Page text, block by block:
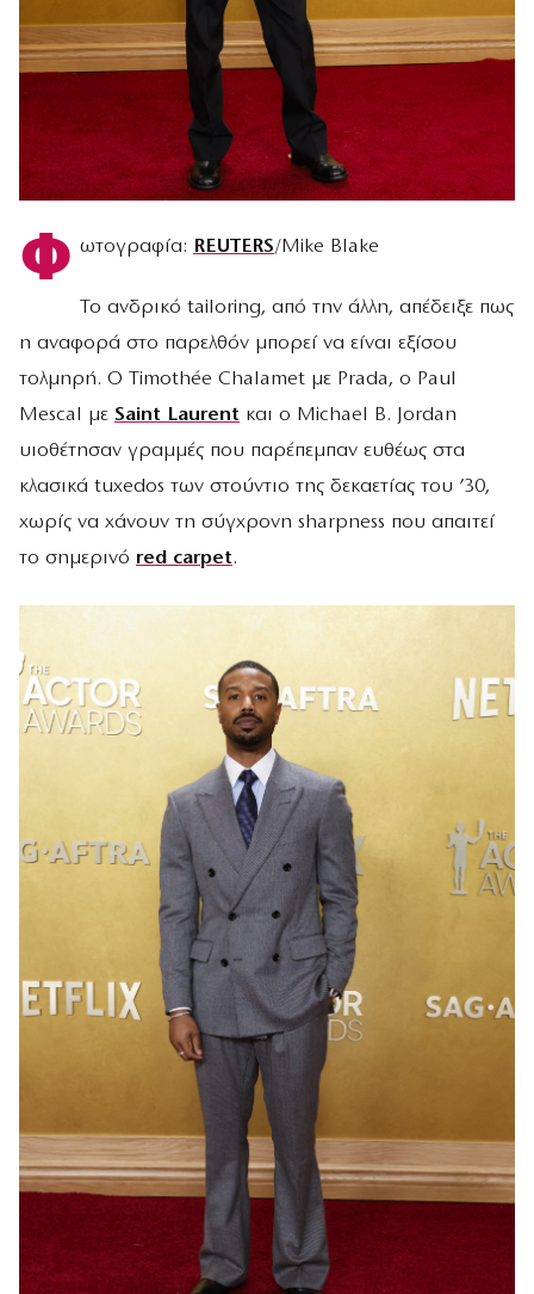
Φ ωτογραφία: REUTERS/Mike Blake
Το ανδρικό tailoring, από την άλλη, απέδειξε πως
η αναφορά στο παρελθόν μπορεί να είναι εξίσου
τολμηρή. Ο Timothée Chalamet με Prada, ο Paul
Mescal με Saint Laurent και ο Michael B. Jordan
υιοθέτησαν γραμμές που παρέπεμπαν ευθέως στα
κλασικά tuxedos των στούντιο της δεκαετίας του ’30,
χωρίς να χάνουν τη σύγχρονη sharpness που απαιτεί
το σημερινό red carpet.